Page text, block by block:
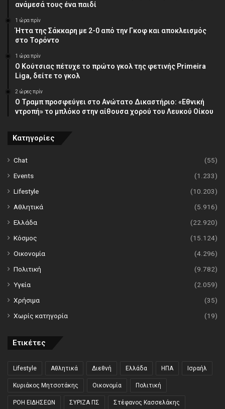
ανάμεσά τους ένα παιδί
1 ώρα πρίν
Ήττα της Σάκκαρη με 2-0 από την Γκοφ και αποκλεισμός
στο Τορόντο
1 ώρα πρίν
Ο Κούτσιας πέτυχε το πρώτο γκολ της φετινής Primeira
Liga, δείτε το γκολ
2 ώρες πρίν
Ο Τραμπ προσφεύγει στο Ανώτατο Δικαστήριο: «Εθνική
ντροπή» το μπλόκο στην αίθουσα χορού του Λευκού Οίκου
Κατηγορίες
Chat
(55)
Events
(1.233)
Lifestyle
(10.203)
Αθλητικά
(5.916)
Ελλάδα
(22.920)
Κόσμος
(15.124)
Οικονομία
(4.296)
Πολιτική
(9.782)
Υγεία
(2.059)
Χρήσιμα
(35)
Χωρίς κατηγορία
(19)
Ετικέτες
Lifestyle Αθλητικά Διεθνή Ελλάδα ΗΠΑ Ισραήλ
Κυριάκος Μητσοτάκης Οικονομία Πολιτική
ΡΟΗ ΕΙΔΗΣΕΩΝ ΣΥΡΙΖΑ ΠΣ Στέφανος Κασσελάκης